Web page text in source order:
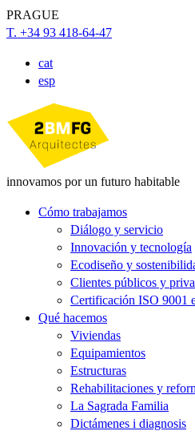
PRAGUE
T. +34 93 418-64-47
cat
esp
innovamos por un futuro habitable
Cómo trabajamos
Diálogo y servicio
Innovación y tecnología
Ecodiseño y
Clientes públicos y
Certificación ISO 9001
Qué hacemos
Viviendas
Equipamientos
Estructuras
Rehabilitaciones y
La Sagrada Familia
Dictámenes i diagnosis